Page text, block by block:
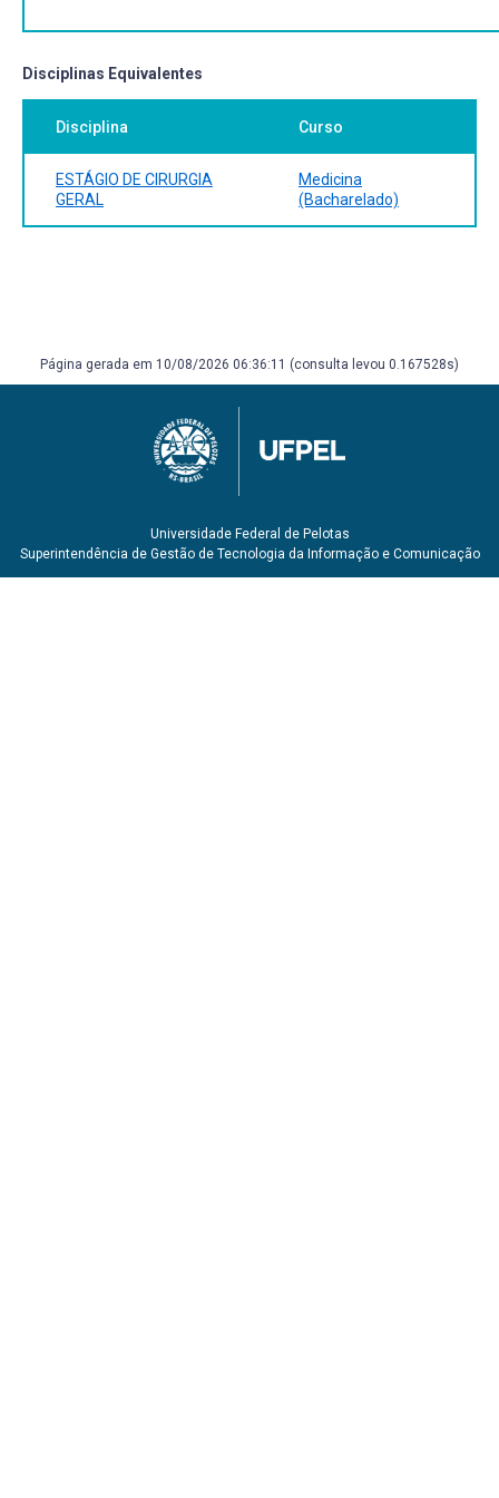
Cirurgia Gástrica Benigna
Doenças hemorroidárias
Cirurgia das vias biliares
Hiperplasia e Cancer de Próstata
Disciplinas Equivalentes
Disciplina Curso
ESTÁGIO DE CIRURGIA
GERAL
Medicina
(Bacharelado)
Página gerada em 10/08/2026 06:36:11 (consulta levou 0.167528s)
Universidade Federal de Pelotas
Superintendência de Gestão de Tecnologia da Informação e Comunicação